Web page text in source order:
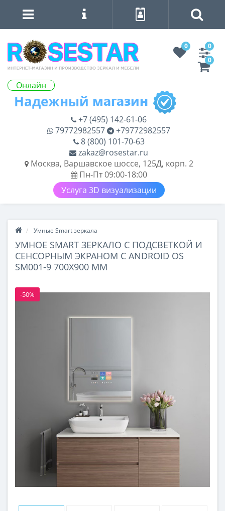
Онлайн
0
0
0
+7 (495) 142-61-06
79772982557
+79772982557
8 (800) 101-70-63
zakaz@rosestar.ru
Москва, Варшавское шоссе, 125Д, корп. 2
Пн-Пт 09:00-18:00
Услуга 3D визуализации
Умные Smart зеркала
УМНОЕ SMART ЗЕРКАЛО С ПОДСВЕТКОЙ И
СЕНСОРНЫМ ЭКРАНОМ С ANDROID OS
SM001-9 700Х900 ММ
-50%